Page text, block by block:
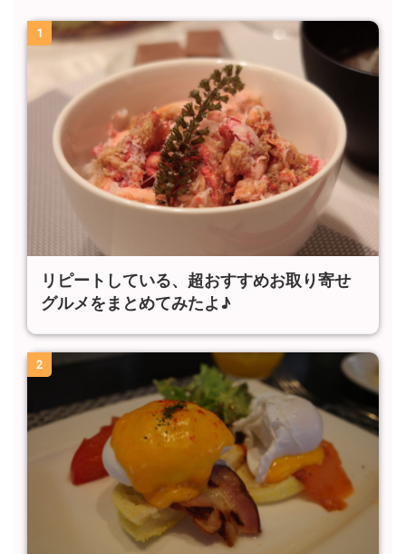
1
リピートしている、超おすすめお取り寄せ
グルメをまとめてみたよ♪
2